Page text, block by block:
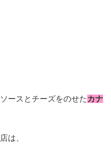
ースとチーズをのせた カナ
は、